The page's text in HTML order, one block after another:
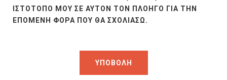
ΙΣΤΌΤΟΠΟ ΜΟΥ ΣΕ ΑΥΤΌΝ ΤΟΝ ΠΛΟΗΓΌ ΓΙΑ ΤΗΝ
ΕΠΌΜΕΝΗ ΦΟΡΆ ΠΟΥ ΘΑ ΣΧΟΛΙΆΣΩ.